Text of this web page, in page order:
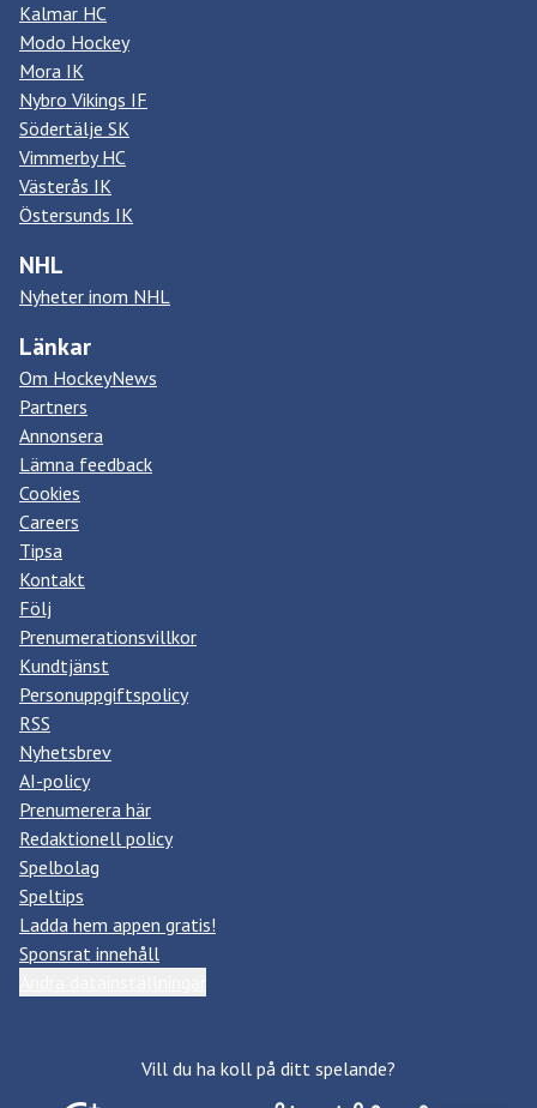
Kalmar HC
Modo Hockey
Mora IK
Nybro Vikings IF
Södertälje SK
Vimmerby HC
Västerås IK
Östersunds IK
NHL
Nyheter inom NHL
Länkar
Om HockeyNews
Partners
Annonsera
Lämna feedback
Cookies
Careers
Tipsa
Kontakt
Följ
Prenumerationsvillkor
Kundtjänst
Personuppgiftspolicy
RSS
Nyhetsbrev
AI-policy
Prenumerera här
Redaktionell policy
Spelbolag
Speltips
Ladda hem appen gratis!
Sponsrat innehåll
Vill du ha koll på ditt spelande?